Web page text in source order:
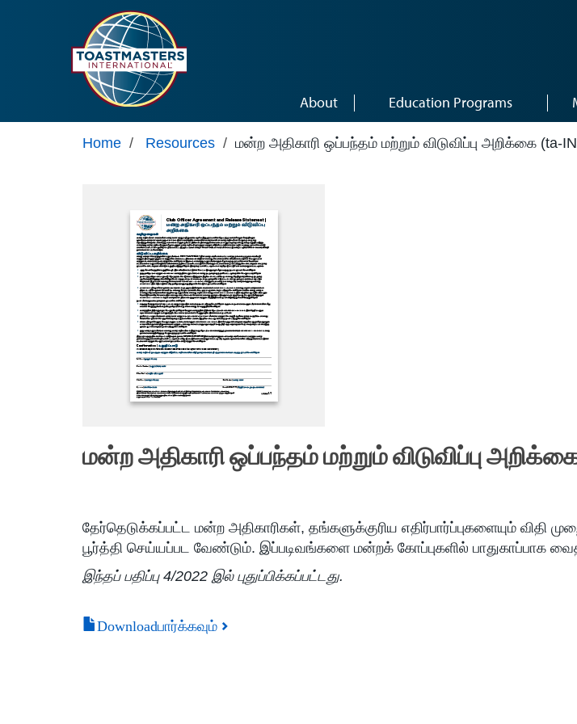
About Education Programs
Home / Resources / மன்ற அதிகாரி ஒப்பந்தம் மற்றும் விடுவிப்பு அறிக்கை (ta-
மன்ற அதிகாரி ஒப்பந்தம் மற்றும் விடுவிப்பு
தேர்தெடுக்கப்பட்ட மன்ற அதிகாரிகள், தங்களுக்குரிய எதிர்பார்ப்புகளையும்
பூர்த்தி செய்யப்பட வேண்டும். இப்படிவங்களை மன்றக் கோப்புகளில்
இந்தப் பதிப்பு 4/2022 இல் புதுப்பிக்கப்பட்டது.
Downloadபார்க்கவும்